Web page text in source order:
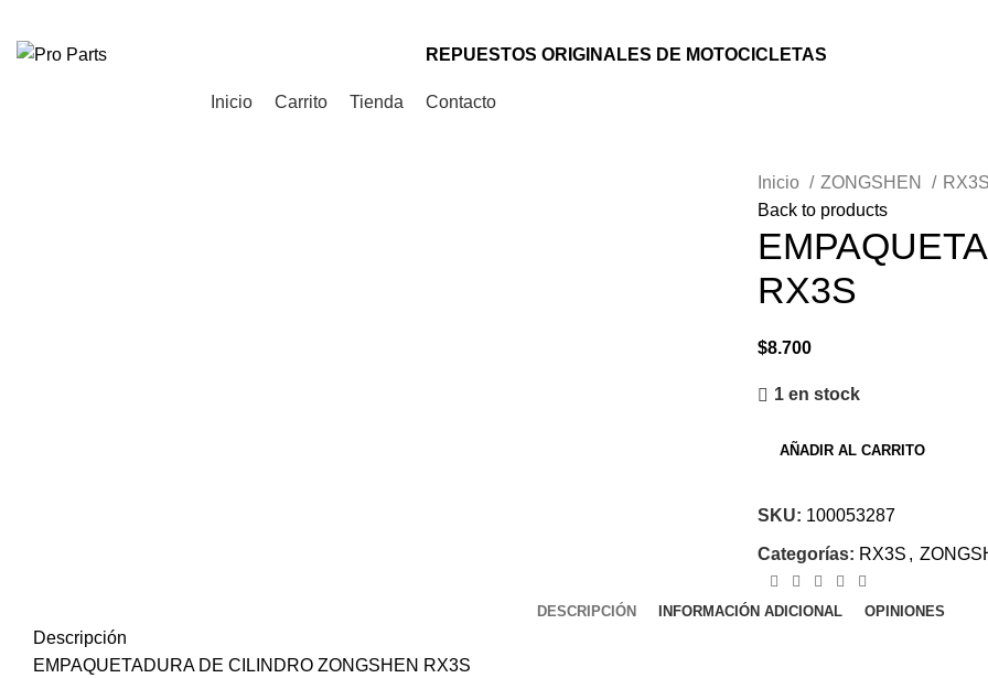
REPUESTOS ORIGINALES DE MOTOCICLETAS
Inicio Carrito Tienda Contacto
Inicio ZONGSHEN RX3S
Back to products
RX3S
$8.700
1 en stock
AÑADIR AL CARRITO
SKU: 100053287
Categorías: RX3S ,
DESCRIPCIÓN INFORMACIÓN ADICIONAL OPINIONES
Descripción
EMPAQUETADURA DE CILINDRO ZONGSHEN RX3S